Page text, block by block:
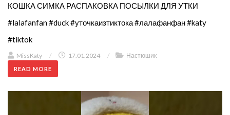
КОШКА СИМКА РАСПАКОВКА ПОСЫЛКИ ДЛЯ УТКИ
#lalafanfan #duck #уточкаизтиктока #лалафанфан #katy
#tiktok
MissKaty / 17.01.2024 / Настюшик
READ MORE